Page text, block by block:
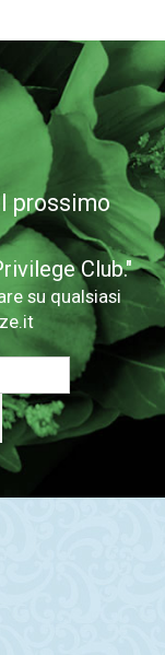
prossimo
Club."
su qualsiasi